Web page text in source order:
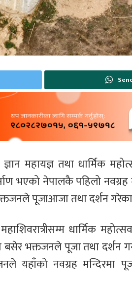
महायज्ञ तथा धार्मिक
भएको नेपालकै पहिलो नवग्रह
पूजाआजा तथा दर्शन
धार्मिक
भक्तजनले पूजा तथा दर्शन
यहाँको नवग्रह मन्दिरमा